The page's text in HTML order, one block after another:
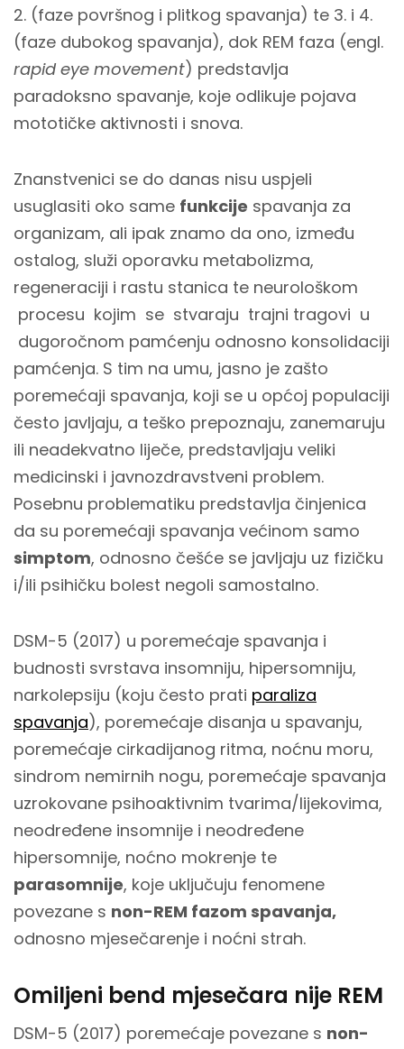
2. (faze površnog i plitkog spavanja) te 3. i 4.
(faze dubokog spavanja), dok REM faza (engl.
rapid eye movement) predstavlja
paradoksno spavanje, koje odlikuje pojava
mototičke aktivnosti i snova.
Znanstvenici se do danas nisu uspjeli
usuglasiti oko same funkcije spavanja za
organizam, ali ipak znamo da ono, između
ostalog, služi oporavku metabolizma,
regeneraciji i rastu stanica te neurološkom
procesu kojim se stvaraju trajni tragovi u
dugoročnom pamćenju odnosno konsolidaciji
pamćenja. S tim na umu, jasno je zašto
poremećaji spavanja, koji se u općoj populaciji
često javljaju, a teško prepoznaju, zanemaruju
ili neadekvatno liječe, predstavljaju veliki
medicinski i javnozdravstveni problem.
Posebnu problematiku predstavlja činjenica
da su poremećaji spavanja većinom samo
simptom, odnosno češće se javljaju uz fizičku
i/ili psihičku bolest negoli samostalno.
DSM-5 (2017) u poremećaje spavanja i
budnosti svrstava insomniju, hipersomniju,
narkolepsiju (koju često prati paraliza
spavanja), poremećaje disanja u spavanju,
poremećaje cirkadijanog ritma, noćnu moru,
sindrom nemirnih nogu, poremećaje spavanja
uzrokovane psihoaktivnim tvarima/lijekovima,
neodređene insomnije i neodređene
hipersomnije, noćno mokrenje te
parasomnije, koje uključuju fenomene
povezane s non-REM fazom spavanja,
odnosno mjesečarenje i noćni strah.
Omiljeni bend mjesečara nije REM
DSM-5 (2017) poremećaje povezane s non-